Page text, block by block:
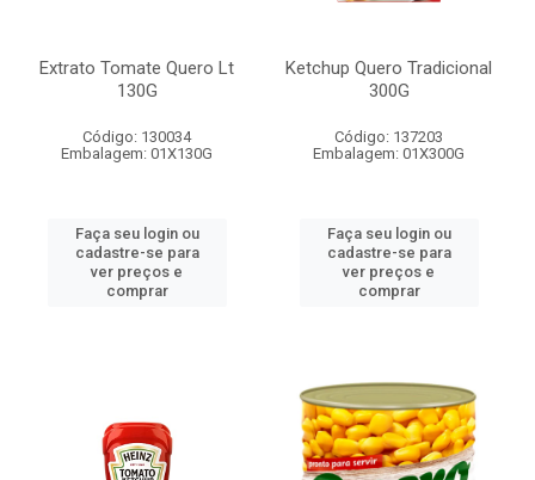
Extrato Tomate Quero Lt
130G
Código: 130034
Embalagem: 01X130G
Faça seu login ou
cadastre-se para
ver preços e
comprar
Ketchup Quero Tradicional
300G
Código: 137203
Embalagem: 01X300G
Faça seu login ou
cadastre-se para
ver preços e
comprar